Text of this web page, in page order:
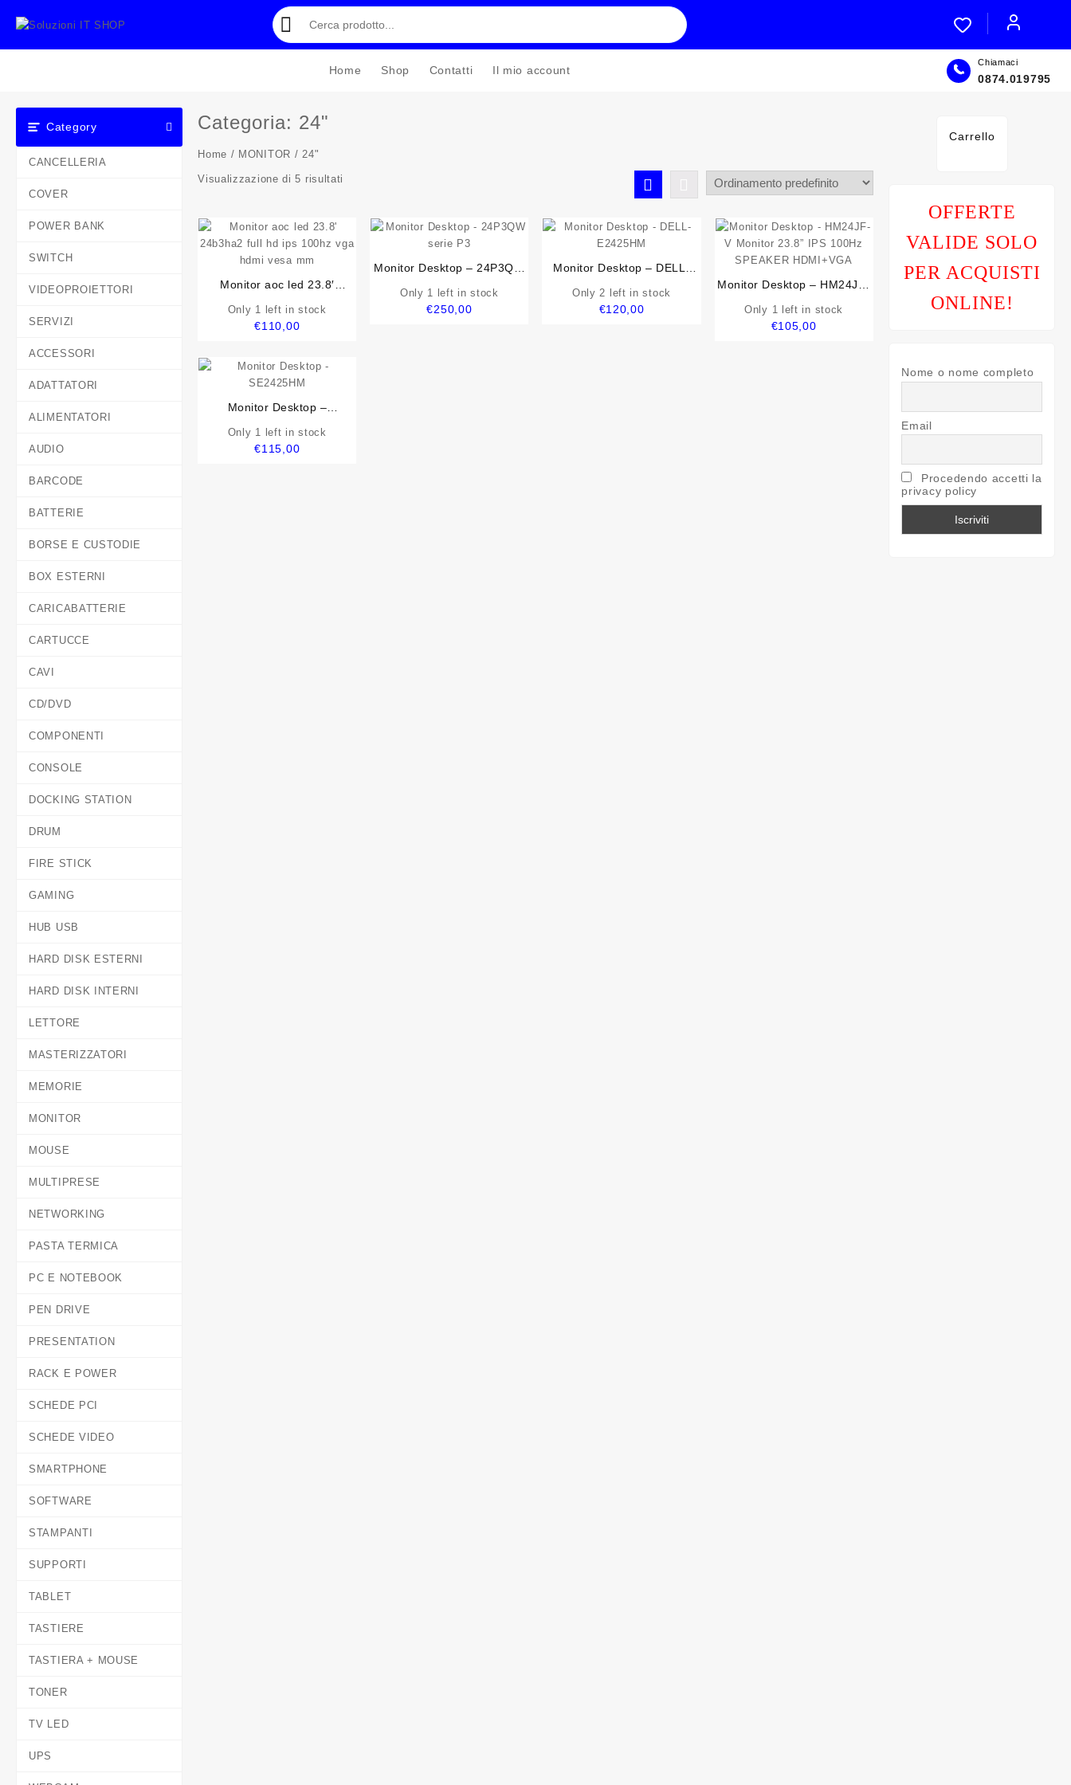
Home Shop Contatti Il mio account
Chiamaci
0874.019795
Category
CANCELLERIA
COVER
POWER BANK
SWITCH
VIDEOPROIETTORI
SERVIZI
ACCESSORI
ADATTATORI
ALIMENTATORI
AUDIO
BARCODE
BATTERIE
BORSE E CUSTODIE
BOX ESTERNI
CARICABATTERIE
CARTUCCE
CAVI
CD/DVD
COMPONENTI
CONSOLE
DOCKING STATION
DRUM
FIRE STICK
GAMING
HUB USB
HARD DISK ESTERNI
HARD DISK INTERNI
LETTORE
MASTERIZZATORI
MEMORIE
MONITOR
MOUSE
MULTIPRESE
NETWORKING
PASTA TERMICA
PC E NOTEBOOK
PEN DRIVE
PRESENTATION
RACK E POWER
SCHEDE PCI
SCHEDE VIDEO
SMARTPHONE
SOFTWARE
STAMPANTI
SUPPORTI
TABLET
TASTIERE
TASTIERA + MOUSE
TONER
TV LED
UPS
Categoria: 24"
Home / MONITOR / 24"
Visualizzazione di 5 risultati
Monitor aoc led 23.8′
vga hdmi vesa mm
Only 1 left in stock
€110,00
Monitor Desktop – 24P3QW
Only 1 left in stock
€250,00
Monitor Desktop – DELL-
Only 2 left in stock
€120,00
Monitor Desktop – HM24JF-
SPEAKER HDMI+VGA
Only 1 left in stock
€105,00
Monitor Desktop –
Only 1 left in stock
€115,00
Carrello
OFFERTE
VALIDE SOLO
PER ACQUISTI
ONLINE!
Nome o nome completo
Email
Procedendo accetti la
privacy policy